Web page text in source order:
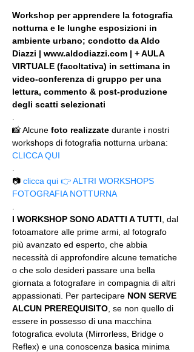
Workshop per apprendere la fotografia
notturna e le lunghe esposizioni in
ambiente urbano; condotto da Aldo
Diazzi | www.aldodiazzi.com | + AULA
VIRTUALE (facoltativa) in settimana in
video-conferenza di gruppo per una
lettura, commento & post-produzione
degli scatti selezionati
📸 Alcune foto realizzate durante i nostri
workshops di fotografia notturna urbana:
CLICCA QUI
📷 clicca qui 👉 ALTRI WORKSHOPS
FOTOGRAFIA NOTTURNA
I WORKSHOP SONO ADATTI A TUTTI , dal
fotoamatore alle prime armi, al fotografo
più avanzato ed esperto, che abbia
necessità di approfondire alcune tematiche
o che solo desideri passare una bella
giornata a fotografare in compagnia di altri
appassionati. Per partecipare NON SERVE
ALCUN PREREQUISITO , se non quello di
essere in possesso di una macchina
fotografica evoluta (Mirrorless, Bridge o
Reflex) e una conoscenza basica minima